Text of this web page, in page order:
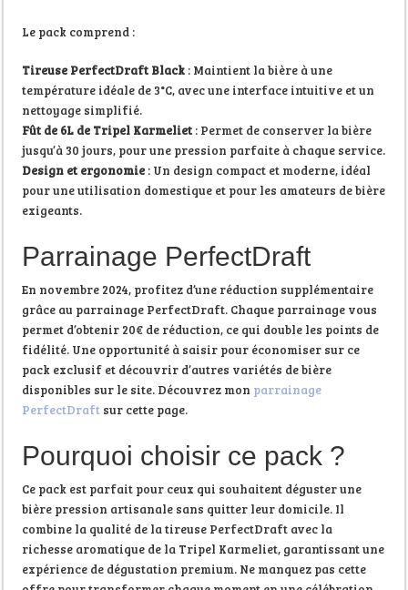
Le pack comprend :
Tireuse PerfectDraft Black : Maintient la bière à une
température idéale de 3°C, avec une interface intuitive et un
nettoyage simplifié.
Fût de 6L de Tripel Karmeliet : Permet de conserver la bière
jusqu’à 30 jours, pour une pression parfaite à chaque service.
Design et ergonomie : Un design compact et moderne, idéal
pour une utilisation domestique et pour les amateurs de bière
exigeants.
Parrainage PerfectDraft
En novembre 2024, profitez d’une réduction supplémentaire
grâce au parrainage PerfectDraft. Chaque parrainage vous
permet d’obtenir 20€ de réduction, ce qui double les points de
fidélité. Une opportunité à saisir pour économiser sur ce
pack exclusif et découvrir d’autres variétés de bière
disponibles sur le site. Découvrez mon parrainage
PerfectDraft sur cette page.
Pourquoi choisir ce pack ?
Ce pack est parfait pour ceux qui souhaitent déguster une
bière pression artisanale sans quitter leur domicile. Il
combine la qualité de la tireuse PerfectDraft avec la
richesse aromatique de la Tripel Karmeliet, garantissant une
expérience de dégustation premium. Ne manquez pas cette